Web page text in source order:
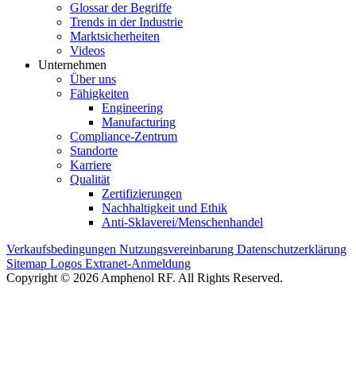
Glossar der Begriffe
Trends in der Industrie
Marktsicherheiten
Videos
Unternehmen
Über uns
Fähigkeiten
Engineering
Manufacturing
Compliance-Zentrum
Standorte
Karriere
Qualität
Zertifizierungen
Nachhaltigkeit und Ethik
Anti-Sklaverei/Menschenhandel
Verkaufsbedingungen Nutzungsvereinbarung Datenschutzerklärung
Sitemap Logos Extranet-Anmeldung
Copyright © 2026 Amphenol RF. All Rights Reserved.